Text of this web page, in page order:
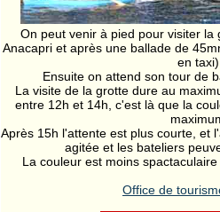
On peut venir à pied pour visiter
Anacapri et après une ballade de
en
Ensuite on attend son tour de
La visite de la grotte dure au
entre 12h et 14h, c'est là que la
Après 15h l'attente est plus courte, et
agitée et les bateliers
La couleur est moins
Office de